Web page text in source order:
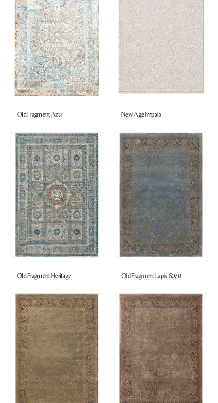
Old Fragment Azur New Age Impala
Old Fragment Heritage Old Fragment Lapis 6070